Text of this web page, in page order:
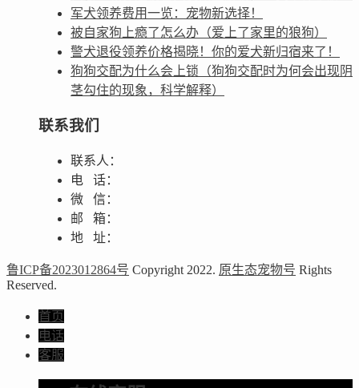
军犬领养费用一览：宠物新选择！
被自家狗上瘾了怎么办（爱上了家里的狼狗）
警犬退役领养价格揭晓！你的爱犬新归宿来了！
狗狗交配为什么会上锁（狗狗交配时为何会出现阴
茎勾住的现象，科学解释）
联系我们
联系人：
电 话：
微 信：
邮 箱：
地 址：
鲁ICP备2023012864号 Copyright 2022. 原生态宠物号 Rights
Reserved.
首页
电话
客服